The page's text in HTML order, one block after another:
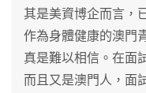
其是美資博企而言，
作為身體健康的澳門
真是難以相信。在面
而且又是澳門人，面